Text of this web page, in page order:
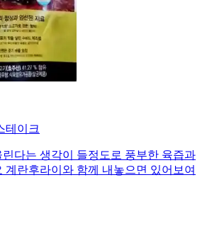
테이크
다는 생각이 들정도로 풍부한 육즙과
계란후라이와 함께 내놓으면 있어보여